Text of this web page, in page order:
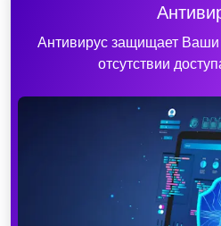
Антивирус защищает Ваши
отсутствии